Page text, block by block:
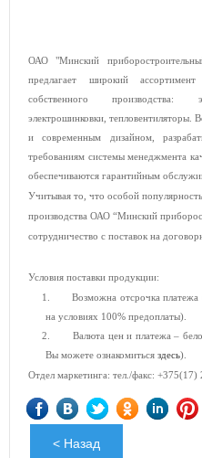
ОАО "Минский
предлагает широкий
собственного производства:
электрошинковки, тепловентиляторы.
и современным дизайном,
требованиям системы менеджмента
обеспечиваются гарантийным
Учитывая то, что особой
производства ОАО “Минский
сотрудничество с поставок на
Условия поставки продукции:
1.
Возможна отсрочка платежа
на условиях 100% предоплаты).
2.
Валюта цен и платежа –
Вы можете ознакомиться здесь).
Отдел маркетинга: тел./факс:
< Назад